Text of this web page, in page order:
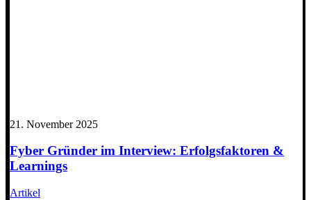
21. November 2025
Fyber Gründer im Interview: Erfolgsfaktoren &
Learnings
Artikel